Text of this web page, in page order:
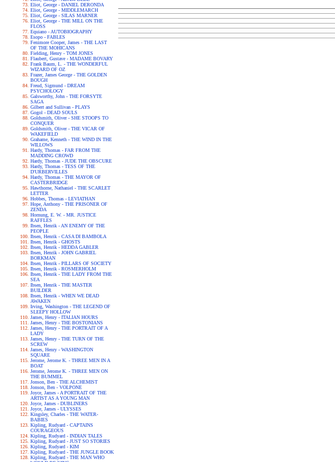
Eliot, George - DANIEL DERONDA
Eliot, George - MIDDLEMARCH
Eliot, George - SILAS MARNER
Eliot, George - THE MILL ON THE
FLOSS
Equiano - AUTOBIOGRAPHY
Esopo - FABLES
Fenimore Cooper, James - THE LAST
OF THE MOHICANS
Fielding, Henry - TOM JONES
Flaubert, Gustave - MADAME BOVARY
Frank Baum, L. - THE WONDERFUL
WIZARD OF OZ
Frazer, James George - THE GOLDEN
BOUGH
Freud, Sigmund - DREAM
PSYCHOLOGY
Galsworthy, John - THE FORSYTE
SAGA
Gilbert and Sullivan - PLAYS
Gogol - DEAD SOULS
Goldsmith, Oliver - SHE STOOPS TO
CONQUER
Goldsmith, Oliver - THE VICAR OF
WAKEFIELD
Grahame, Kenneth - THE WIND IN THE
WILLOWS
Hardy, Thomas - FAR FROM THE
MADDING CROWD
Hardy, Thomas - JUDE THE OBSCURE
Hardy, Thomas - TESS OF THE
D'URBERVILLES
Hardy, Thomas - THE MAYOR OF
CASTERBRIDGE
Hawthorne, Nathaniel - THE SCARLET
LETTER
Hobbes, Thomas - LEVIATHAN
Hope, Anthony - THE PRISONER OF
ZENDA
Hornung, E. W. - MR. JUSTICE
RAFFLES
Ibsen, Henrik - AN ENEMY OF THE
PEOPLE
Ibsen, Henrik - CASA DI BAMBOLA
Ibsen, Henrik - GHOSTS
Ibsen, Henrik - HEDDA GABLER
Ibsen, Henrik - JOHN GABRIEL
BORKMAN
Ibsen, Henrik - PILLARS OF SOCIETY
Ibsen, Henrik - ROSMERHOLM
Ibsen, Henrik - THE LADY FROM THE
SEA
Ibsen, Henrik - THE MASTER
BUILDER
Ibsen, Henrik - WHEN WE DEAD
AWAKEN
Irving, Washington - THE LEGEND OF
SLEEPY HOLLOW
James, Henry - ITALIAN HOURS
James, Henry - THE BOSTONIANS
James, Henry - THE PORTRAIT OF A
LADY
James, Henry - THE TURN OF THE
SCREW
James, Henry - WASHINGTON
SQUARE
Jerome, Jerome K. - THREE MEN IN A
BOAT
Jerome, Jerome K. - THREE MEN ON
THE BUMMEL
Jonson, Ben - THE ALCHEMIST
Jonson, Ben - VOLPONE
Joyce, James - A PORTRAIT OF THE
ARTIST AS A YOUNG MAN
Joyce, James - DUBLINERS
Joyce, James - ULYSSES
Kingsley, Charles - THE WATER-
BABIES
Kipling, Rudyard - CAPTAINS
COURAGEOUS
Kipling, Rudyard - INDIAN TALES
Kipling, Rudyard - JUST SO STORIES
Kipling, Rudyard - KIM
Kipling, Rudyard - THE JUNGLE BOOK
Kipling, Rudyard - THE MAN WHO